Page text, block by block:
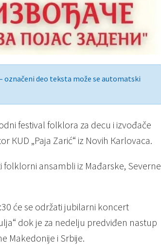
označeni deo teksta može se automatski
festival folklora za decu i izvođače
КUD „Paja Zarić“ iz Novih Кarlovaca.
ansambli iz Mađarske, Severne
će se održati jubilarni koncert
dok je za nedelju predviđen nastup
Makedonije i Srbije.